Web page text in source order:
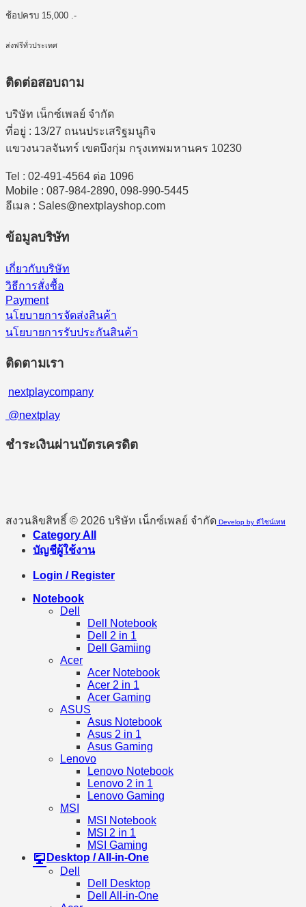
ช้อปครบ 15,000 .-
ส่งฟรีทั่วประเทศ
ติดต่อสอบถาม
บริษัท เน็กซ์เพลย์ จำกัด
ที่อยู่ : 13/27 ถนนประเสริฐมนูกิจ
แขวงนวลจันทร์ เขตบึงกุ่ม กรุงเทพมหานคร 10230
Tel : 02-491-4564 ต่อ 1096
Mobile : 087-984-2890, 098-990-5445
อีเมล : Sales@nextplayshop.com
ข้อมูลบริษัท
เกี่ยวกับบริษัท
วิธีการสั่งซื้อ
Payment
นโยบายการจัดส่งสินค้า
นโยบายการรับประกันสินค้า
ติดตามเรา
nextplaycompany
@nextplay
ชำระเงินผ่านบัตรเครดิต
สงวนลิขสิทธิ์ © 2026 บริษัท เน็กซ์เพลย์ จำกัด Develop by ดีไซน์เทพ
Category All
บัญชีผู้ใช้งาน
Login / Register
Notebook
Dell
Dell Notebook
Dell 2 in 1
Dell Gamiing
Acer
Acer Notebook
Acer 2 in 1
Acer Gaming
ASUS
Asus Notebook
Asus 2 in 1
Asus Gaming
Lenovo
Lenovo Notebook
Lenovo 2 in 1
Lenovo Gaming
MSI
MSI Notebook
MSI 2 in 1
MSI Gaming
Desktop / All-in-One
Dell
Dell Desktop
Dell All-in-One